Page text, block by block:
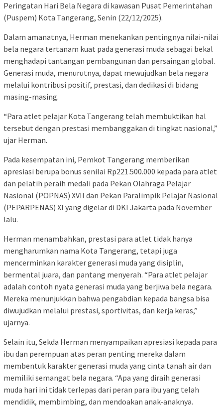
Peringatan Hari Bela Negara di kawasan Pusat Pemerintahan
(Puspem) Kota Tangerang, Senin (22/12/2025).
Dalam amanatnya, Herman menekankan pentingnya nilai-nilai
bela negara tertanam kuat pada generasi muda sebagai bekal
menghadapi tantangan pembangunan dan persaingan global.
Generasi muda, menurutnya, dapat mewujudkan bela negara
melalui kontribusi positif, prestasi, dan dedikasi di bidang
masing-masing.
“Para atlet pelajar Kota Tangerang telah membuktikan hal
tersebut dengan prestasi membanggakan di tingkat nasional,”
ujar Herman.
Pada kesempatan ini, Pemkot Tangerang memberikan
apresiasi berupa bonus senilai Rp221.500.000 kepada para atlet
dan pelatih peraih medali pada Pekan Olahraga Pelajar
Nasional (POPNAS) XVII dan Pekan Paralimpik Pelajar Nasional
(PEPARPENAS) XI yang digelar di DKI Jakarta pada November
lalu.
Herman menambahkan, prestasi para atlet tidak hanya
mengharumkan nama Kota Tangerang, tetapi juga
mencerminkan karakter generasi muda yang disiplin,
bermental juara, dan pantang menyerah. “Para atlet pelajar
adalah contoh nyata generasi muda yang berjiwa bela negara.
Mereka menunjukkan bahwa pengabdian kepada bangsa bisa
diwujudkan melalui prestasi, sportivitas, dan kerja keras,”
ujarnya.
Selain itu, Sekda Herman menyampaikan apresiasi kepada para
ibu dan perempuan atas peran penting mereka dalam
membentuk karakter generasi muda yang cinta tanah air dan
memiliki semangat bela negara. “Apa yang diraih generasi
muda hari ini tidak terlepas dari peran para ibu yang telah
mendidik, membimbing, dan mendoakan anak-anaknya.